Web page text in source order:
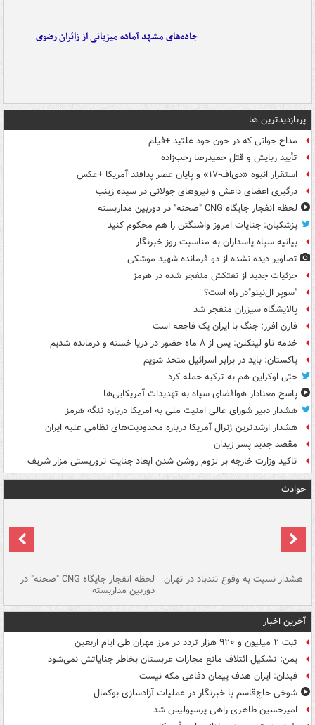
جاده‌های مشهد آماده میزبانی از زائران رضوی
پربازدیدترین ها
مداح جوانی که در خون خود غلتید +فیلم
تأیید ربایش و قتل حمیدرضا رجب‌زاده
استقرار انبوه «دی‌اف‑۱۷» و پایان عصر پدافند آمریکا +عکس
درگیری اعضای داعش و نیروهای جولانی در سیده زینب
لحظه انفجار جایگاه CNG "صحنه" در دوربین مداربسته
پزشکیان: جنایات امروز واشنگتن را هم محکوم کنید
بیانیه سپاه پاسداران به مناسبت روز خبرنگار
تصاویر دیده‌ نشده از دو فرمانده شهید موشکی
جزئیات جدید از نفتکش منفجر شده در هرمز
"سوپر ال‌نینو"در راه است؟
پالایشگاه سیزران منفجر شد
فارن افرز: جنگ با ایران یک فاجعه است
خدمه ناو لینکلن: پس از ۸ ماه حضور در دریا خسته و درمانده‌ شدیم
پاکستان: باید در برابر اسرائیل متحد شویم
حتی اوکراین هم به ترکیه حمله کرد
پاسخ معنادار هوافضای سپاه به تهدیدات آمریکایی‌ها
هشدار دبیر شورای عالی امنیت ملی به امریکا درباره تنگه هرمز
هشدار ارشدترین ژنرال آمریکا درباره محدودیت‌های نظامی علیه ایران
مقصد جدید پسر زیدان
تاکید وزارت خارجه بر لزوم روشن شدن ابعاد جنایت تروریستی مزار شریف
حوادث
هشدار نسبت به وفوع تندباد در تهران لحظه انفجار جایگاه CNG "صحنه" در
دوربین مداربسته
آخرین اخبار
ثبت ۲ میلیون و ۹۲۰ هزار تردد در مرز مهران طی ایام اربعین
یمن: تشکیل ائتلاف مانع مجازات عربستان بخاطر جنایاتش نمی‌شود
فیدان: ایران هدف پیمان دفاعی مکه نیست
شوخی حاج‌قاسم با خبرنگار در عملیات آزادسازی بوکمال
امیرحسین طاهری راهی پرسپولیس شد